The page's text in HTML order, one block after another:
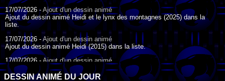
17/07/2026 - Ajout d'un dessin animé
Ajout du dessin animé Heidi et le lynx des montagnes (2025) dans la
liste.
17/07/2026 - Ajout d'un dessin animé
Ajout du dessin animé Heidi (2015) dans la liste.
17/07/2026 - Ajout d'un dessin animé
Ajout du dessin animé Heidi (1995) dans la liste.
DESSIN ANIMÉ DU JOUR